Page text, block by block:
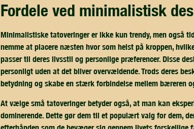
fordele ved minimalistisk
Minimalistiske tatoveringer er ikke kun trendy, men også
nemme at placere næsten hvor som helst på kroppen,
passer til deres livsstil og personlige præferencer. Disse
personligt uden at det bliver overvældende. Trods deres
betydning og skabe en stærk forbindelse mellem bæreren
At vælge små tatoveringer betyder også, at man kan
dominerende. Dette gør dem til et populært valg for dem,